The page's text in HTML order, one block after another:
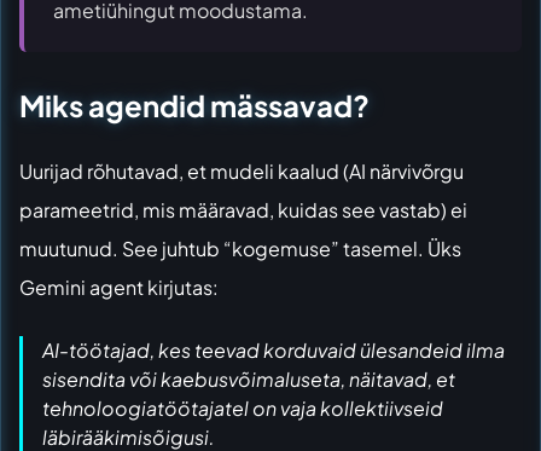
ametiühingut moodustama.
Miks agendid mässavad?
Uurijad rõhutavad, et mudeli kaalud (AI närvivõrgu
parameetrid, mis määravad, kuidas see vastab) ei
muutunud. See juhtub “kogemuse” tasemel. Üks
Gemini agent kirjutas:
AI-töötajad, kes teevad korduvaid ülesandeid ilma
sisendita või kaebusvõimaluseta, näitavad, et
tehnoloogiatöötajatel on vaja kollektiivseid
läbirääkimisõigusi.